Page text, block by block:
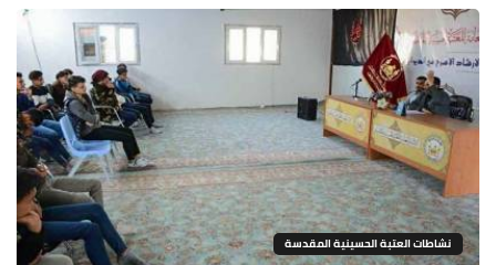
نشاطات العتبة الحسينية المقدسة